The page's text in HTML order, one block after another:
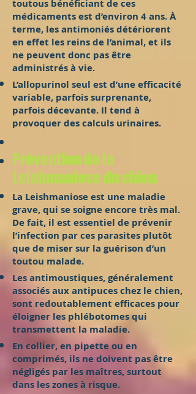
toutous bénéficiant de ces
médicaments est d’environ 4 ans. À
terme, les antimoniés détériorent
en effet les reins de l’animal, et ils
ne peuvent donc pas être
administrés à vie.
L’allopurinol seul est d’une efficacité
variable, parfois surprenante,
parfois décevante. Il tend à
provoquer des calculs urinaires.
Prévention de la
Leishmaniose du chien
La Leishmaniose est une maladie
grave, qui se soigne encore très mal.
De fait, il est essentiel de prévenir
l’infection par ces parasites plutôt
que de miser sur la guérison d’un
toutou malade.
Les antimoustiques, généralement
associés aux antipuces chez le chien,
sont redoutablement efficaces pour
éloigner les phlébotomes qui
transmettent la maladie.
En collier, en pipette ou en
comprimés, ils ne doivent pas être
négligés par les maîtres, surtout
dans les zones à risque.